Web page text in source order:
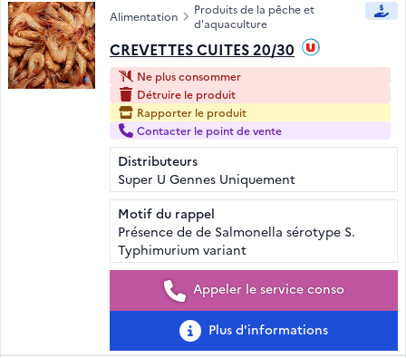
Alimentation
Produits de la pêche et
d'aquaculture
CREVETTES CUITES 20/30
Ne plus consommer
Détruire le produit
Rapporter le produit
Contacter le point de vente
Distributeurs
Super U Gennes Uniquement
Motif du rappel
Présence de de Salmonella sérotype S.
Typhimurium variant
Appeler le service conso
Plus d'informations